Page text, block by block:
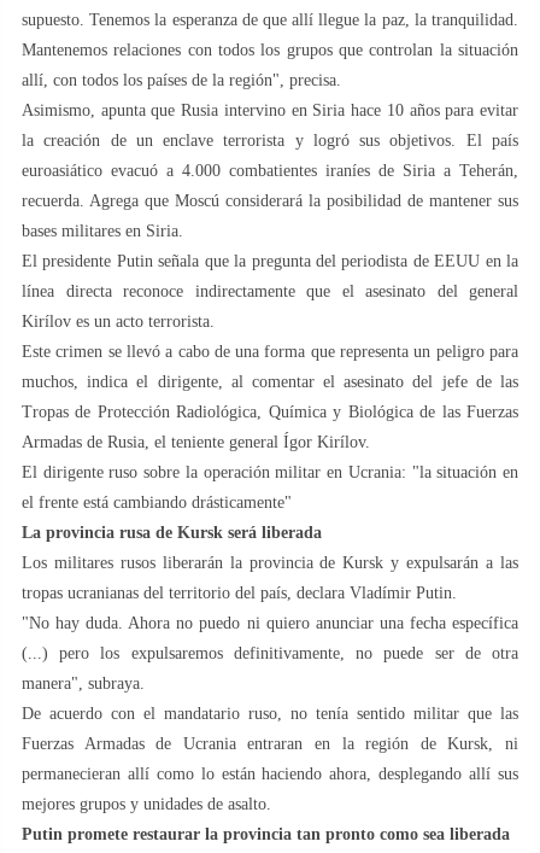
supuesto. Tenemos la esperanza de que allí llegue la paz, la tranquilidad.
Mantenemos relaciones con todos los grupos que controlan la situación
allí, con todos los países de la región", precisa.
Asimismo, apunta que Rusia intervino en Siria hace 10 años para evitar
la creación de un enclave terrorista y logró sus objetivos. El país
euroasiático evacuó a 4.000 combatientes iraníes de Siria a Teherán,
recuerda. Agrega que Moscú considerará la posibilidad de mantener sus
bases militares en Siria.
El presidente Putin señala que la pregunta del periodista de EEUU en la
línea directa reconoce indirectamente que el asesinato del general
Kirílov es un acto terrorista.
Este crimen se llevó a cabo de una forma que representa un peligro para
muchos, indica el dirigente, al comentar el asesinato del jefe de las
Tropas de Protección Radiológica, Química y Biológica de las Fuerzas
Armadas de Rusia, el teniente general Ígor Kirílov.
El dirigente ruso sobre la operación militar en Ucrania: "la situación en
el frente está cambiando drásticamente"
La provincia rusa de Kursk será liberada
Los militares rusos liberarán la provincia de Kursk y expulsarán a las
tropas ucranianas del territorio del país, declara Vladímir Putin.
"No hay duda. Ahora no puedo ni quiero anunciar una fecha específica
(...) pero los expulsaremos definitivamente, no puede ser de otra
manera", subraya.
De acuerdo con el mandatario ruso, no tenía sentido militar que las
Fuerzas Armadas de Ucrania entraran en la región de Kursk, ni
permanecieran allí como lo están haciendo ahora, desplegando allí sus
mejores grupos y unidades de asalto.
Putin promete restaurar la provincia tan pronto como sea liberada